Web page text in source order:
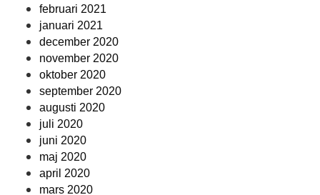
februari 2021
januari 2021
december 2020
november 2020
oktober 2020
september 2020
augusti 2020
juli 2020
juni 2020
maj 2020
april 2020
mars 2020